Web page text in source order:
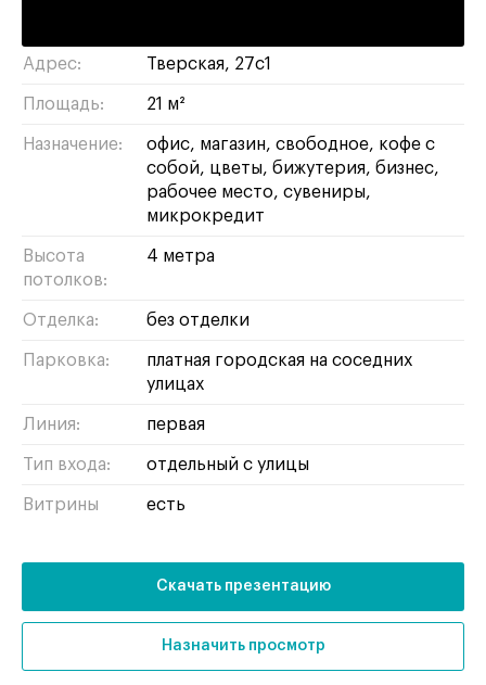
Адрес: Тверская, 27с1
Площадь: 21 м²
Назначение: офис магазин свободное
кофе с
собой
цветы бижутерия бизнес
рабочее место
сувениры
микрокредит
Высота
потолков:
4 метра
Отделка: без отделки
Парковка:
платная городская на соседних
улицах
Линия: первая
Тип входа: отдельный с улицы
Витрины есть
Скачать презентацию
Назначить просмотр